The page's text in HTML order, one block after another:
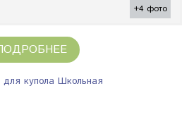
+4 фото
купола Школьная